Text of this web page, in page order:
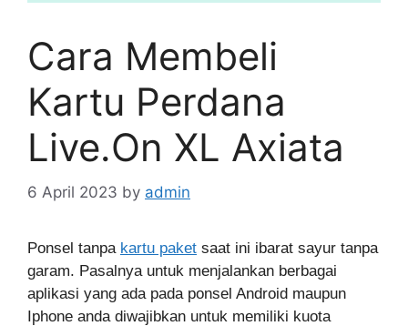
Cara Membeli
Kartu Perdana
Live.On XL Axiata
6 April 2023 by admin
Ponsel tanpa kartu paket saat ini ibarat sayur tanpa
garam. Pasalnya untuk menjalankan berbagai
aplikasi yang ada pada ponsel Android maupun
Iphone anda diwajibkan untuk memiliki kuota